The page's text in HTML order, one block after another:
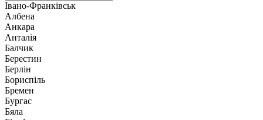
Івано-Франківськ
Албена
Анкара
Анталія
Балчик
Берестин
Берлін
Бориспіль
Бремен
Бургас
Бяла